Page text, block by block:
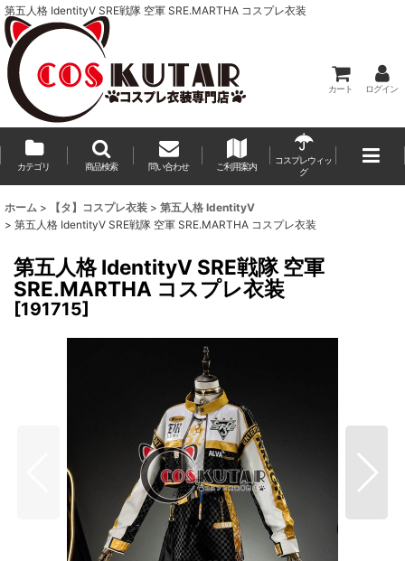
第五人格 IdentityV SRE戦隊 空軍 SRE.MARTHA コスプレ衣装
カート ログイン
カテゴリ 商品検索 問い合わせ ご利用案内
コスプレウィッ
グ
ホーム > 【タ】コスプレ衣装 > 第五人格 IdentityV
> 第五人格 IdentityV SRE戦隊 空軍 SRE.MARTHA コスプレ衣装
第五人格 IdentityV SRE戦隊 空軍
SRE.MARTHA コスプレ衣装
[191715]